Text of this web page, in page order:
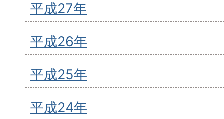
平成27年
平成26年
平成25年
平成24年